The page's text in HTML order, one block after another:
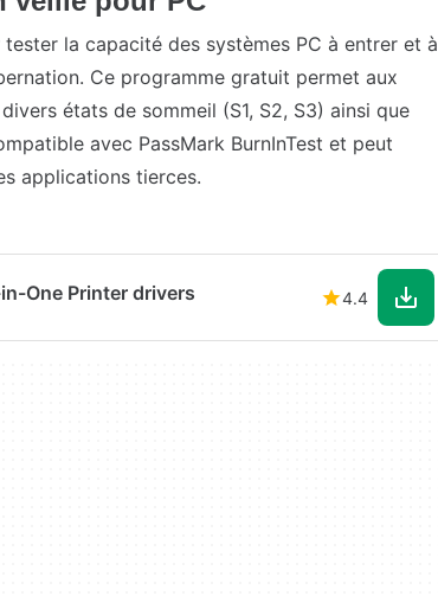
la capacité des systèmes PC à entrer et à
Ce programme gratuit permet aux
états de sommeil (S1, S2, S3) ainsi que
avec PassMark BurnInTest et peut
applications tierces.
One Printer drivers 4.4